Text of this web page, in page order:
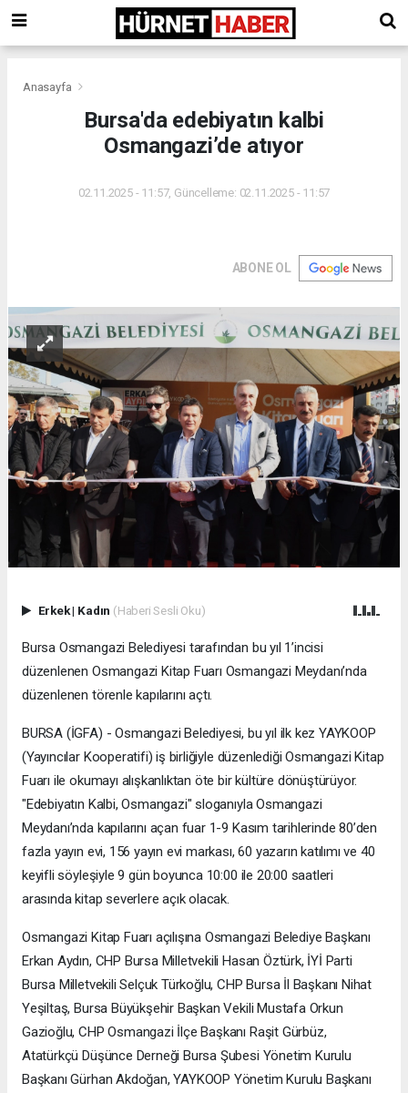
Anasayfa
Bursa'da edebiyatın kalbi
Osmangazi’de atıyor
02.11.2025 - 11:57, Güncelleme: 02.11.2025 - 11:57
ABONE OL
Erkek| Kadın (Haberi Sesli Oku)
Bursa Osmangazi Belediyesi tarafından bu yıl 1’incisi
düzenlenen Osmangazi Kitap Fuarı Osmangazi Meydanı’nda
düzenlenen törenle kapılarını açtı.
BURSA (İGFA) - Osmangazi Belediyesi, bu yıl ilk kez YAYKOOP
(Yayıncılar Kooperatifi) iş birliğiyle düzenlediği Osmangazi Kitap
Fuarı ile okumayı alışkanlıktan öte bir kültüre dönüştürüyor.
"Edebiyatın Kalbi, Osmangazi" sloganıyla Osmangazi
Meydanı’nda kapılarını açan fuar 1-9 Kasım tarihlerinde 80’den
fazla yayın evi, 156 yayın evi markası, 60 yazarın katılımı ve 40
keyifli söyleşiyle 9 gün boyunca 10:00 ile 20:00 saatleri
arasında kitap severlere açık olacak.
Osmangazi Kitap Fuarı açılışına Osmangazi Belediye Başkanı
Erkan Aydın, CHP Bursa Milletvekili Hasan Öztürk, İYİ Parti
Bursa Milletvekili Selçuk Türkoğlu, CHP Bursa İl Başkanı Nihat
Yeşiltaş, Bursa Büyükşehir Başkan Vekili Mustafa Orkun
Gazioğlu, CHP Osmangazi İlçe Başkanı Raşit Gürbüz,
Atatürkçü Düşünce Derneği Bursa Şubesi Yönetim Kurulu
Başkanı Gürhan Akdoğan, YAYKOOP Yönetim Kurulu Başkanı